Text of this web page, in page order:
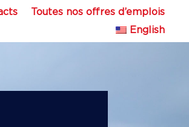
Toutes nos offres d’emplois
English